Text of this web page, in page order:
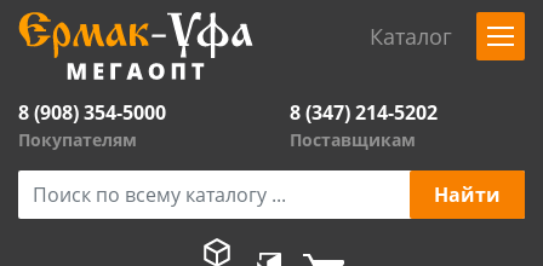
Каталог
8 (908) 354-5000
Покупателям
8 (347) 214-5202
Поставщикам